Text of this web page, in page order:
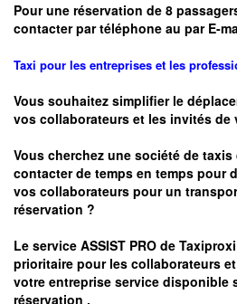
Pour une réservation de 8
contacter par téléphone au par E-
Taxi pour les entreprises et les
Vous souhaitez simplifier le
vos collaborateurs et les invités de
Vous cherchez une société de
contacter de temps en temps pour
vos collaborateurs pour un
réservation ?
Le service ASSIST PRO de
prioritaire pour les collaborateurs
votre entreprise service disponible
réservation .